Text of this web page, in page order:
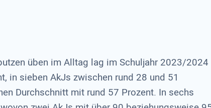
üben im Alltag lag im Schuljahr 2023/2024
in sieben AkJs zwischen rund 28 und 51
Durchschnitt mit rund 57 Prozent. In sechs